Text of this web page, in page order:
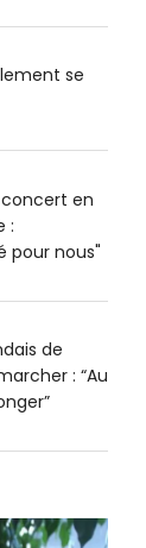
se
concert en
:
pour nous"
de
: “Au